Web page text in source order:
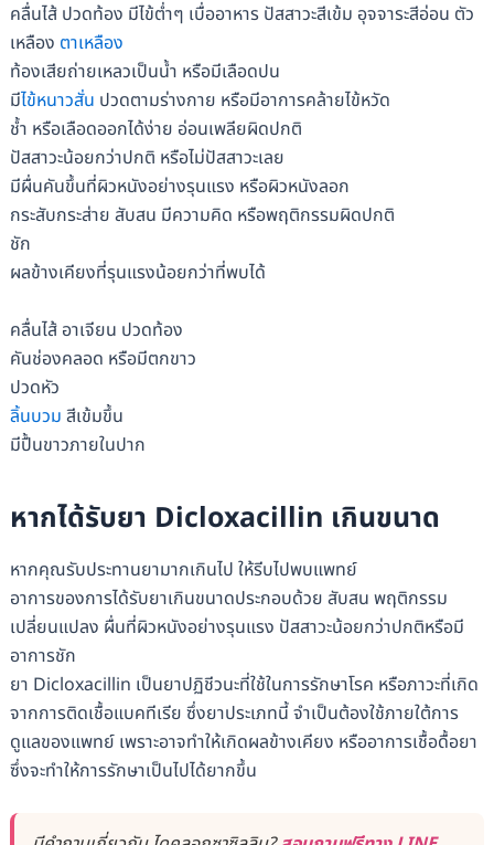
คลื่นไส้ ปวดท้อง มีไข้ต่ำๆ เบื่ออาหาร ปัสสาวะสีเข้ม อุจจาระสีอ่อน ตัว
เหลือง ตาเหลือง
ท้องเสียถ่ายเหลวเป็นน้ำ หรือมีเลือดปน
มีไข้หนาวสั่น ปวดตามร่างกาย หรือมีอาการคล้ายไข้หวัด
ช้ำ หรือเลือดออกได้ง่าย อ่อนเพลียผิดปกติ
ปัสสาวะน้อยกว่าปกติ หรือไม่ปัสสาวะเลย
มีผื่นคันขึ้นที่ผิวหนังอย่างรุนแรง หรือผิวหนังลอก
กระสับกระส่าย สับสน มีความคิด หรือพฤติกรรมผิดปกติ
ชัก
ผลข้างเคียงที่รุนแรงน้อยกว่าที่พบได้
คลื่นไส้ อาเจียน ปวดท้อง
คันช่องคลอด หรือมีตกขาว
ปวดหัว
ลิ้นบวม สีเข้มขึ้น
มีปื้นขาวภายในปาก
หากได้รับยา Dicloxacillin เกินขนาด
หากคุณรับประทานยามากเกินไป ให้รีบไปพบแพทย์
อาการของการได้รับยาเกินขนาดประกอบด้วย สับสน พฤติกรรม
เปลี่ยนแปลง ผื่นที่ผิวหนังอย่างรุนแรง ปัสสาวะน้อยกว่าปกติหรือมี
อาการชัก
ยา Dicloxacillin เป็นยาปฏิชีวนะที่ใช้ในการรักษาโรค หรือภาวะที่เกิด
จากการติดเชื้อแบคทีเรีย ซึ่งยาประเภทนี้ จำเป็นต้องใช้ภายใต้การ
ดูแลของแพทย์ เพราะอาจทำให้เกิดผลข้างเคียง หรืออาการเชื้อดื้อยา
ซึ่งจะทำให้การรักษาเป็นไปได้ยากขึ้น